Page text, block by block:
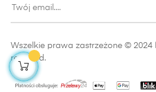
Wszelkie prawa zastrzeżone © 2024
reserved.